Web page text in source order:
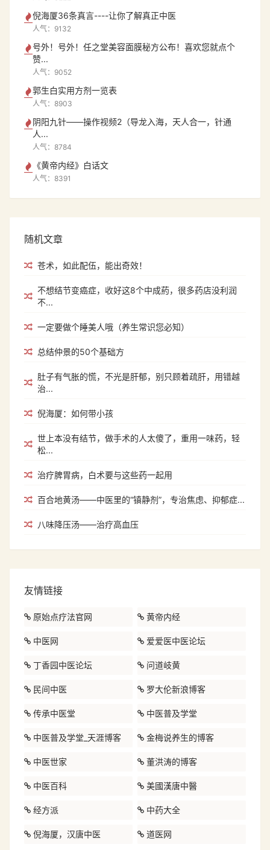
倪海厦36条真言----让你了解真正中医
人气：9132
号外！号外！任之堂美容面膜秘方公布！喜欢您就点个
赞...
人气：9052
郭生白实用方剂一览表
人气：8903
阴阳九针——操作视频2（导龙入海，天人合一，针通
人...
人气：8784
《黄帝内经》白话文
人气：8391
随机文章
苍术，如此配伍，能出奇效！
不想结节变癌症，收好这8个中成葯，很多药店没利润
不...
一定要做个睡美人哦（养生常识您必知）
总结仲景的50个基础方
肚子有气胀的慌，不光是肝郁，别只顾着疏肝，用错越
治...
倪海厦：如何带小孩
世上本没有结节，做手术的人太傻了，重用一味药，轻
松...
治疗脾胃病，白术要与这些药一起用
百合地黄汤——中医里的“镇静剂”，专治焦虑、抑郁症...
八味降压汤——治疗高血压
友情链接
原始点疗法官网 黄帝内经
中医网 爱爱医中医论坛
丁香园中医论坛 问道岐黄
民间中医 罗大伦新浪博客
传承中医堂 中医普及学堂
中医普及学堂_天涯博客 金梅说养生的博客
中医世家 董洪涛的博客
中医百科 美國漢唐中醫
经方派 中药大全
倪海厦，汉唐中医 道医网